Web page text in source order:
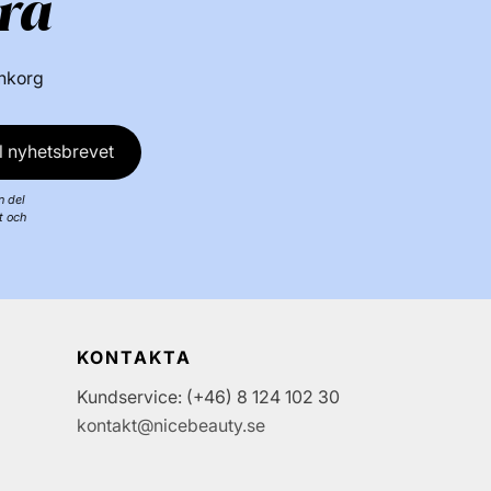
nyhetsbrevet
del
och
KONTAKTA
Kundservice: (+46) 8 124 102 30
kontakt@nicebeauty.se